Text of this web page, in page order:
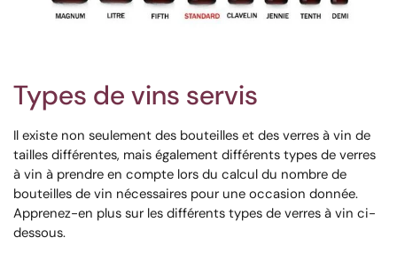
Types de vins servis
Il existe non seulement des bouteilles et des verres à vin de
tailles différentes, mais également différents types de verres
à vin à prendre en compte lors du calcul du nombre de
bouteilles de vin nécessaires pour une occasion donnée.
Apprenez-en plus sur les différents types de verres à vin ci-
dessous.